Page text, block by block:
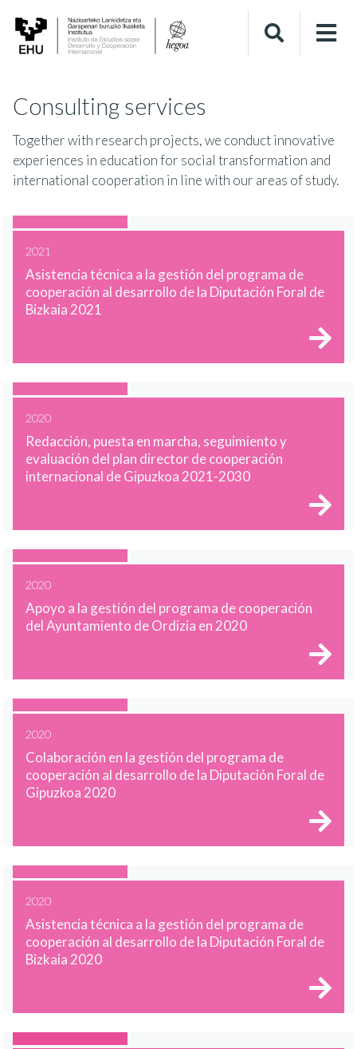
Consulting services
Together with research projects, we conduct innovative
experiences in education for social transformation and
international cooperation in line with our areas of study.
2021
Asistencia técnica a la gestión del programa de
cooperación al desarrollo de la Diputación Foral de
Bizkaia 2021
2020
Redacción, puesta en marcha, seguimiento y
evaluación del plan director de cooperación
internacional de Gipuzkoa 2021-2030
2020
Apoyo a la gestión del programa de cooperación
del Ayuntamiento de Ordizia en 2020
2020
Colaboración en la gestión del programa de
cooperación al desarrollo de la Diputación Foral de
Gipuzkoa 2020
2020
Asistencia técnica a la gestión del programa de
cooperación al desarrollo de la Diputación Foral de
Bizkaia 2020